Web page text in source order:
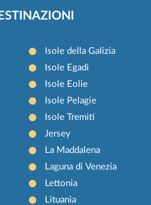
Isole della Galizia
Isole Egadi
Isole Eolie
Isole Pelagie
Isole Tremiti
Jersey
La Maddalena
Laguna di Venezia
Lettonia
Lituania